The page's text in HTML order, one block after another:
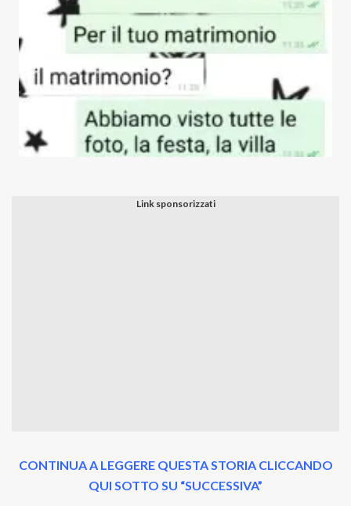
CONTINUA A LEGGERE QUESTA STORIA CLICCANDO
QUI SOTTO SU “SUCCESSIVA”